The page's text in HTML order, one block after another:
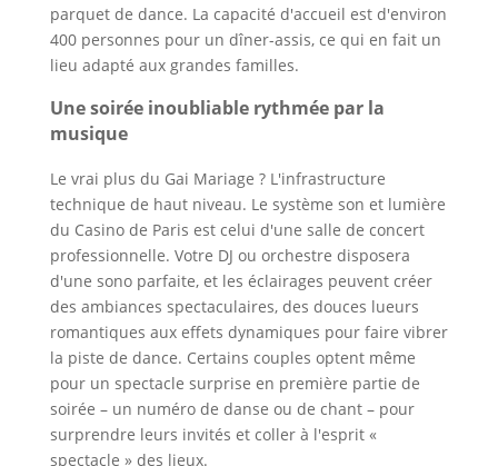
parquet de dance. La capacité d'accueil est d'environ
400 personnes pour un dîner-assis, ce qui en fait un
lieu adapté aux grandes familles.
Une soirée inoubliable rythmée par la
musique
Le vrai plus du Gai Mariage ? L'infrastructure
technique de haut niveau. Le système son et lumière
du Casino de Paris est celui d'une salle de concert
professionnelle. Votre DJ ou orchestre disposera
d'une sono parfaite, et les éclairages peuvent créer
des ambiances spectaculaires, des douces lueurs
romantiques aux effets dynamiques pour faire vibrer
la piste de dance. Certains couples optent même
pour un spectacle surprise en première partie de
soirée – un numéro de danse ou de chant – pour
surprendre leurs invités et coller à l'esprit «
spectacle » des lieux.